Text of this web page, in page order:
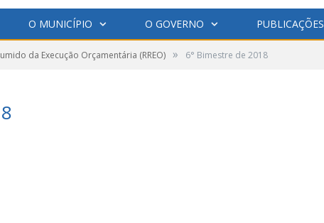
O MUNICÍPIO O GOVERNO PUBLICAÇÕES
da Execução Orçamentária (RREO) » 6° Bimestre de 2018